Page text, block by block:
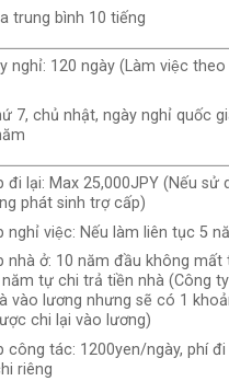
trung bình 10 tiếng
nghỉ: 120 ngày (Làm việc
7, chủ nhật, ngày nghỉ quốc
đi lại: Max 25,000JPY (Nếu sử
phát sinh trợ cấp)
nghỉ việc: Nếu làm liên tục 5
nhà ở: 10 năm đầu không mất
tự chi trả tiền nhà (Công
vào lương nhưng sẽ có 1
chi lại vào lương)
công tác: 1200yen/ngày, phí
riêng